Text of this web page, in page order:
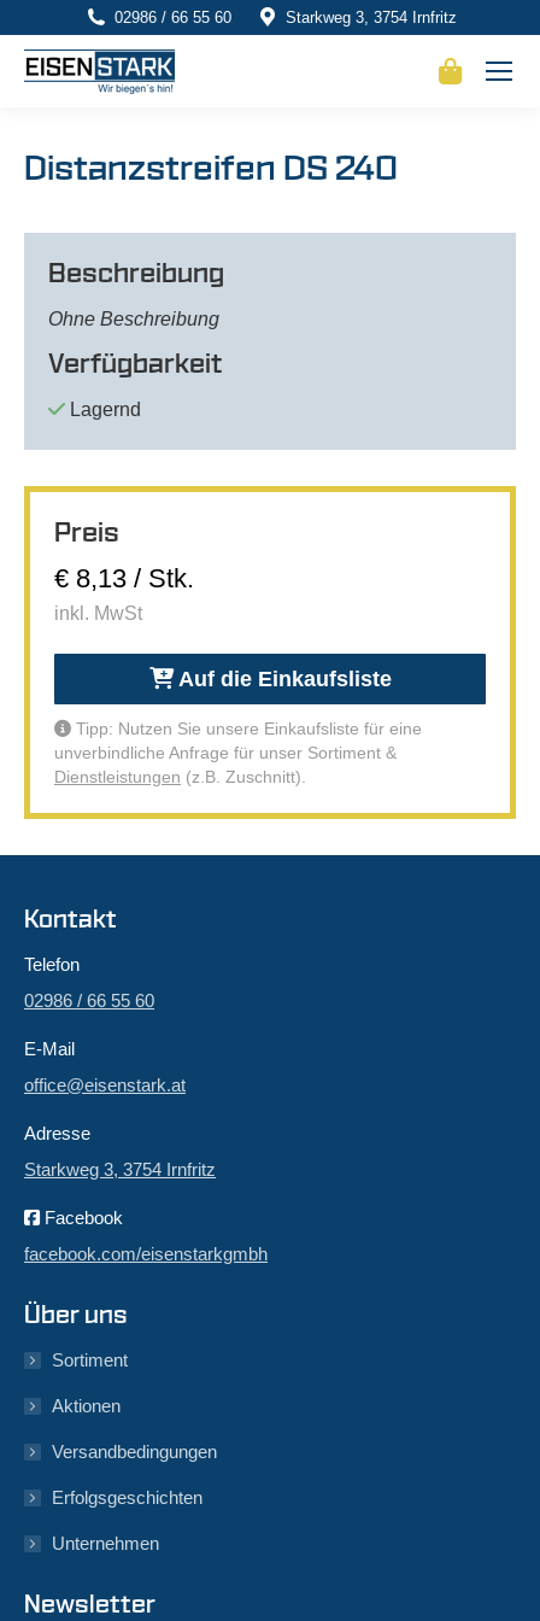
02986 / 66 55 60 Starkweg 3, 3754 Irnfritz
Distanzstreifen DS 240
Beschreibung
Ohne Beschreibung
Verfügbarkeit
Lagernd
Preis
€ 8,13 / Stk.
inkl. MwSt
Auf die Einkaufsliste
Tipp: Nutzen Sie unsere Einkaufsliste für eine
unverbindliche Anfrage für unser Sortiment &
Dienstleistungen (z.B. Zuschnitt).
Kontakt
Telefon
02986 / 66 55 60
E-Mail
office@eisenstark.at
Adresse
Starkweg 3, 3754 Irnfritz
Facebook
facebook.com/eisenstarkgmbh
Über uns
Sortiment
Aktionen
Versandbedingungen
Erfolgsgeschichten
Unternehmen
Newsletter